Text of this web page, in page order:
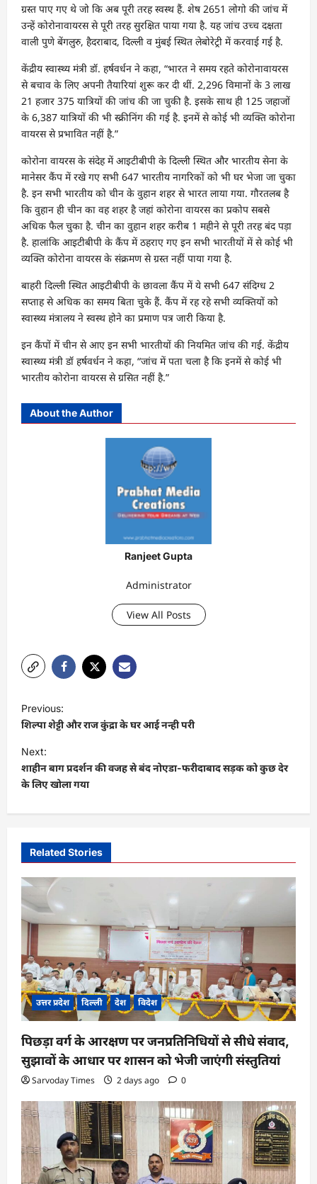
ग्रस्त पाए गए थे जो कि अब पूरी तरह स्वस्थ हैं. शेष 2651 लोगो की जांच में
उन्हें कोरोनावायरस से पूरी तरह सुरक्षित पाया गया है. यह जांच उच्च दक्षता
वाली पुणे बेंगलुरु, हैदराबाद, दिल्ली व मुंबई स्थित लेबोरेट्री में करवाई गई है.
केंद्रीय स्वास्थ्य मंत्री डॉ. हर्षवर्धन ने कहा, “भारत ने समय रहते कोरोनावायरस
से बचाव के लिए अपनी तैयारियां शुरू कर दी थीं. 2,296 विमानों के 3 लाख
21 हजार 375 यात्रियों की जांच की जा चुकी है. इसके साथ ही 125 जहाजों
के 6,387 यात्रियों की भी स्क्रीनिंग की गई है. इनमें से कोई भी व्यक्ति कोरोना
वायरस से प्रभावित नहीं है.”
कोरोना वायरस के संदेह में आइटीबीपी के दिल्ली स्थित और भारतीय सेना के
मानेसर कैंप में रखे गए सभी 647 भारतीय नागरिकों को भी घर भेजा जा चुका
है. इन सभी भारतीय को चीन के वुहान शहर से भारत लाया गया. गौरतलब है
कि वुहान ही चीन का वह शहर है जहां कोरोना वायरस का प्रकोप सबसे
अधिक फैल चुका है. चीन का वुहान शहर करीब 1 महीने से पूरी तरह बंद पड़ा
है. हालांकि आइटीबीपी के कैंप में ठहराए गए इन सभी भारतीयों में से कोई भी
व्यक्ति कोरोना वायरस के संक्रमण से ग्रस्त नहीं पाया गया है.
बाहरी दिल्ली स्थित आइटीबीपी के छावला कैंप में ये सभी 647 संदिग्ध 2
सप्ताह से अधिक का समय बिता चुके हैं. कैंप में रह रहे सभी व्यक्तियों को
स्वास्थ्य मंत्रालय ने स्वस्थ होने का प्रमाण पत्र जारी किया है.
इन कैंपों में चीन से आए इन सभी भारतीयों की नियमित जांच की गई. केंद्रीय
स्वास्थ्य मंत्री डॉ हर्षवर्धन ने कहा, “जांच में पता चला है कि इनमें से कोई भी
भारतीय कोरोना वायरस से ग्रसित नहीं है.”
About the Author
Ranjeet Gupta
Administrator
View All Posts
o
s
t
n
a
g
a
t
o
n
Previous:
शिल्पा शेट्टी और राज कुंद्रा के घर आई नन्ही परी
Next:
शाहीन बाग प्रदर्शन की वजह से बंद नोएडा-फरीदाबाद सड़क को कुछ देर
के लिए खोला गया
Related Stories
उत्तर प्रदेश दिल्ली देश विदेश
पिछड़ा वर्ग के आरक्षण पर जनप्रतिनिधियों से सीधे संवाद,
सुझावों के आधार पर शासन को भेजी जाएंगी संस्तुतियां
Sarvoday Times 2 days ago 0